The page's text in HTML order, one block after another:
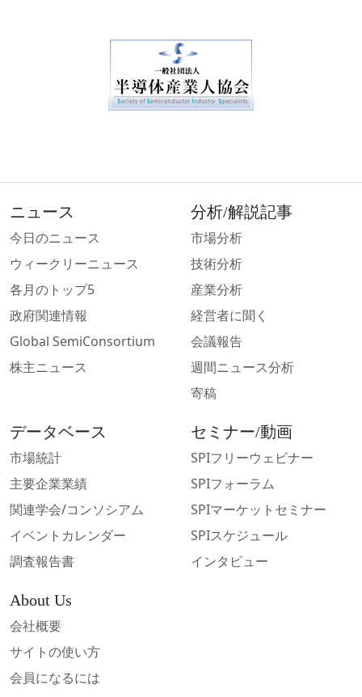
ニュース
今日のニュース
ウィークリーニュース
各月のトップ5
政府関連情報
Global SemiConsortium
株主ニュース
分析/解説記事
市場分析
技術分析
産業分析
経営者に聞く
会議報告
週間ニュース分析
寄稿
データベース
市場統計
主要企業業績
関連学会/コンソシアム
イベントカレンダー
調査報告書
セミナー/動画
SPIフリーウェビナー
SPIフォーラム
SPIマーケットセミナー
SPIスケジュール
インタビュー
About Us
会社概要
サイトの使い方
会員になるには